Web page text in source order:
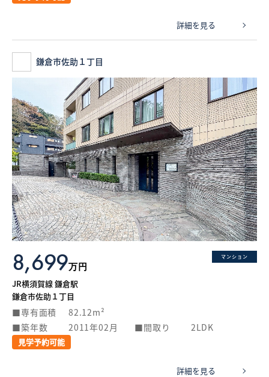
詳細を見る
鎌倉市佐助１丁目
マンション
8,699万円
JR横須賀線 鎌倉駅
鎌倉市佐助１丁目
専有面積
82.12m²
築年数
2011年02月 間取り 2LDK
見学予約可能
詳細を見る